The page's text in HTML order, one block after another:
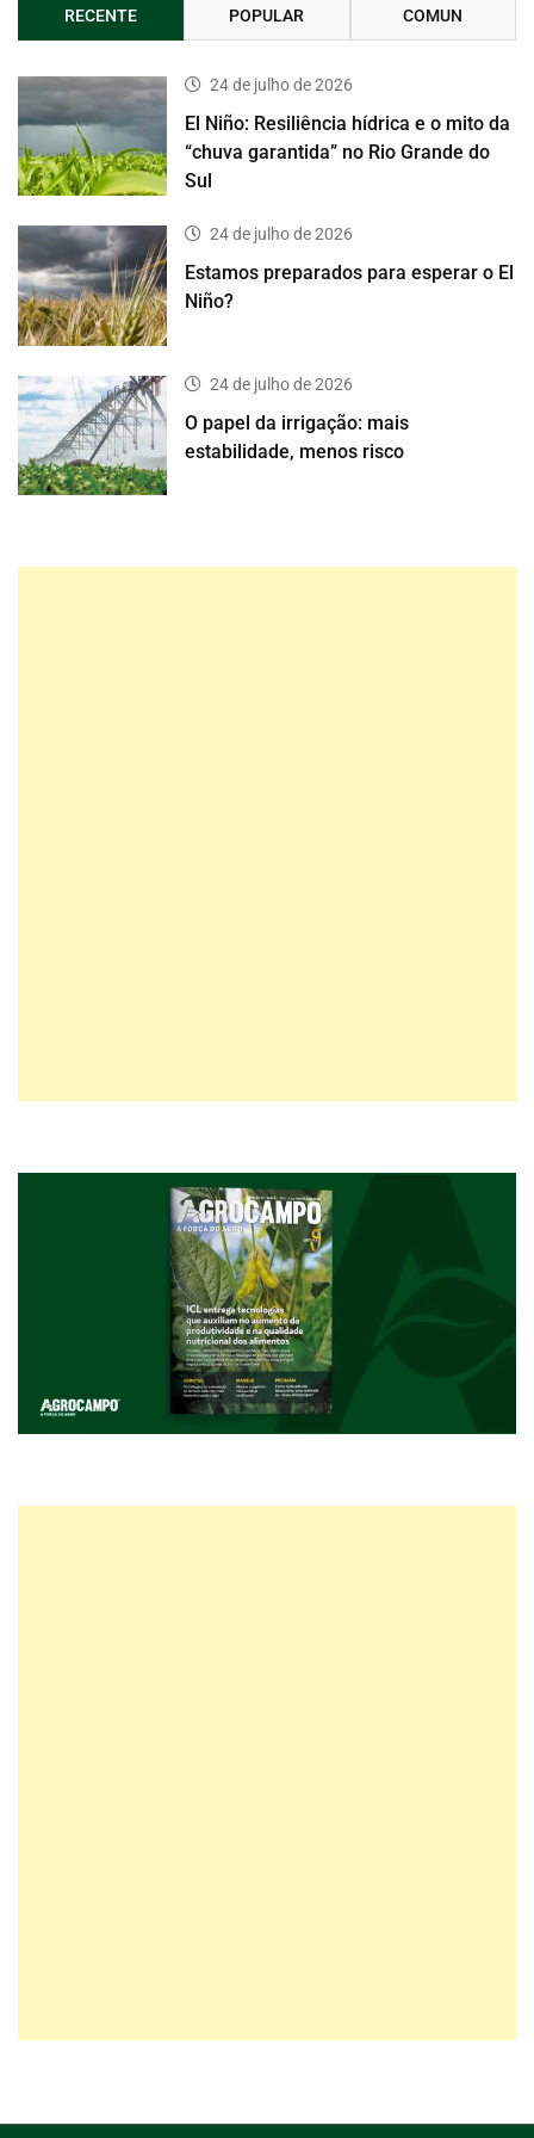
RECENTE POPULAR COMUN
24 de julho de 2026
El Niño: Resiliência hídrica e o mito da
“chuva garantida” no Rio Grande do
Sul
24 de julho de 2026
Estamos preparados para esperar o El
Niño?
24 de julho de 2026
O papel da irrigação: mais
estabilidade, menos risco